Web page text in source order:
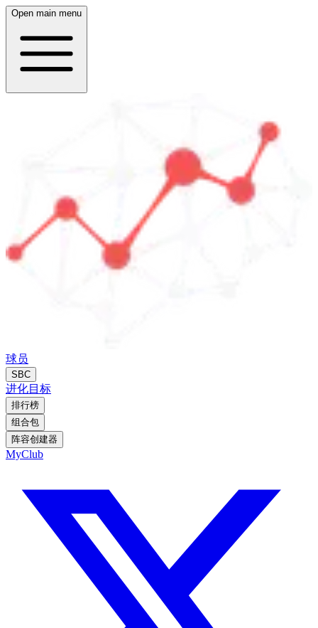
Open main menu
球员
SBC
进化目标
排行榜
组合包
阵容创建器
MyClub